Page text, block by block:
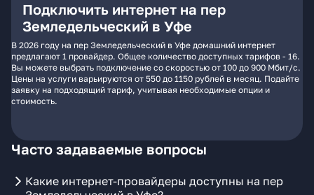
Подключить интернет на пер
Земледельческий в Уфе
В 2026 году на пер Земледельческий в Уфе домашний интернет
предлагают 1 провайдер. Общее количество доступных тарифов - 16.
Вы можете выбрать подключение со скоростью от 100 до 900 Мбит/с.
Цены на услуги варьируются от 550 до 1150 рублей в месяц. Подайте
заявку на подходящий тариф, учитывая необходимые опции и
стоимость.
Часто задаваемые вопросы
Какие интернет-провайдеры доступны на пер